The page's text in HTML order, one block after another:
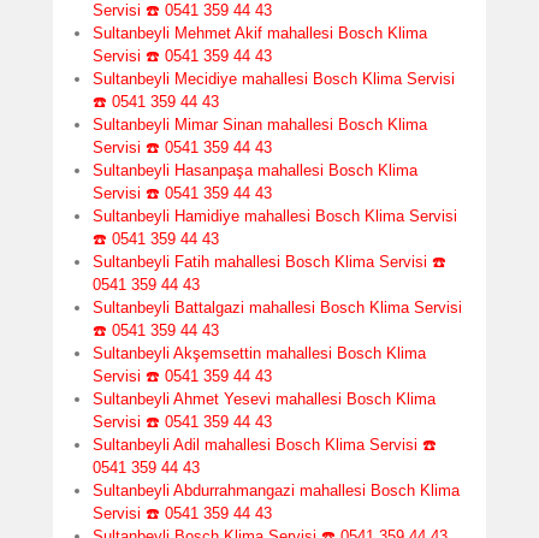
Servisi ☎️ 0541 359 44 43
Sultanbeyli Mehmet Akif mahallesi Bosch Klima
Servisi ☎️ 0541 359 44 43
Sultanbeyli Mecidiye mahallesi Bosch Klima Servisi
☎️ 0541 359 44 43
Sultanbeyli Mimar Sinan mahallesi Bosch Klima
Servisi ☎️ 0541 359 44 43
Sultanbeyli Hasanpaşa mahallesi Bosch Klima
Servisi ☎️ 0541 359 44 43
Sultanbeyli Hamidiye mahallesi Bosch Klima Servisi
☎️ 0541 359 44 43
Sultanbeyli Fatih mahallesi Bosch Klima Servisi ☎️
0541 359 44 43
Sultanbeyli Battalgazi mahallesi Bosch Klima Servisi
☎️ 0541 359 44 43
Sultanbeyli Akşemsettin mahallesi Bosch Klima
Servisi ☎️ 0541 359 44 43
Sultanbeyli Ahmet Yesevi mahallesi Bosch Klima
Servisi ☎️ 0541 359 44 43
Sultanbeyli Adil mahallesi Bosch Klima Servisi ☎️
0541 359 44 43
Sultanbeyli Abdurrahmangazi mahallesi Bosch Klima
Servisi ☎️ 0541 359 44 43